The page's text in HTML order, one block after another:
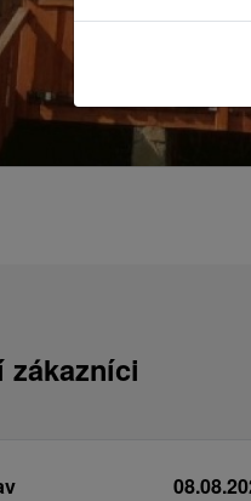
zákazníci